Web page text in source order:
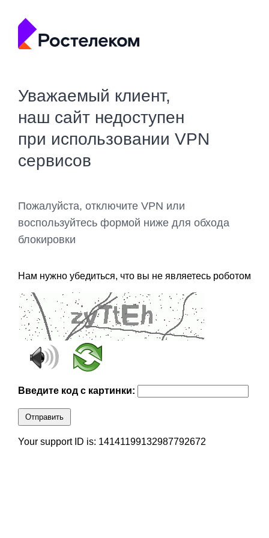
Уважаемый клиент,
наш сайт недоступен
при использовании VPN
сервисов
Пожалуйста, отключите VPN или
воспользуйтесь формой ниже для обхода
блокировки
Нам нужно убедиться, что вы не являетесь роботом
Введите код с картинки:
Отправить
Your support ID is: 14141199132987792672